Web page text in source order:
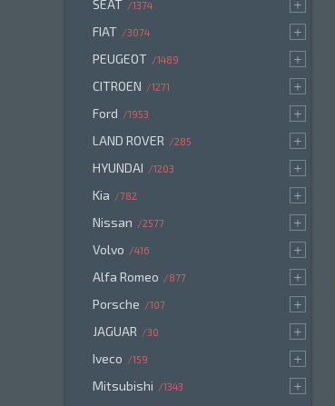
SEAT 1374
FIAT 3074
PEUGEOT 1489
CITROEN 1271
Ford 1953
LAND ROVER 285
HYUNDAI 1203
Kia 782
Nissan 2577
Volvo 416
Alfa Romeo 877
Porsche 107
JAGUAR 30
Iveco 159
Mitsubishi 1343